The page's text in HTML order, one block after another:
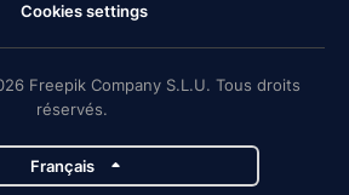
Cookies settings
Freepik Company S.L.U. Tous droits
réservés.
Français